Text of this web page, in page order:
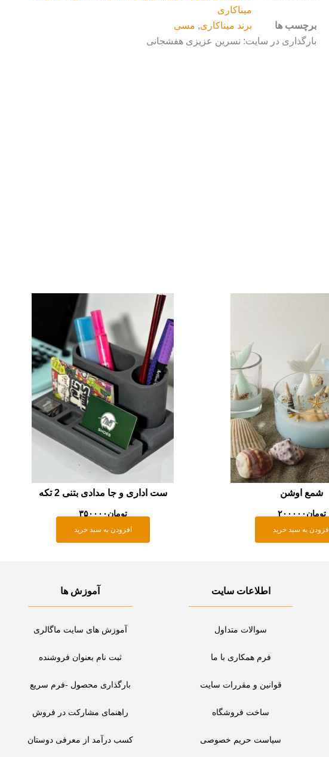
میناکاری
برچسب ها
برند میناکاری, مسی
بارگذاری در سایت: نسرین عزیزی هفشجانی
شمع اوشن
تومان۲۰۰۰۰۰
افزودن به سبد خرید
ست اداری و جا مدادی بتنی 2 تکه
تومان۳۵۰۰۰۰
افزودن به سبد خرید
اطلاعات سایت
سوالات متداول
فرم همکاری با ما
قوانین و مقررات سایت
ساخت فروشگاه
سیاست حریم خصوصی
آموزش ها
آموزش های سایت ماگالری
ثبت نام بعنوان فروشنده
بارگذاری محصول -فرم سریع
راهنمای مشارکت در فروش
کسب درآمد از معرفی دوستان